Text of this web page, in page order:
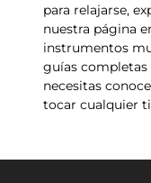
para relajarse,
nuestra página
instrumentos
guías
necesitas
tocar cualquier